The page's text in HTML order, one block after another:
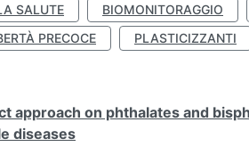
SALUTE
BIOMONITORAGGIO
PRECOCE PLASTICIZZANTI
approach on phthalates and
diseases